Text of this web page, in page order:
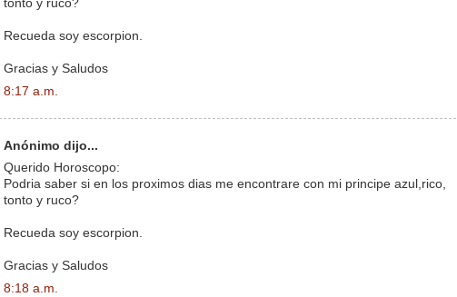
tonto y ruco?
Recueda soy escorpion.
Gracias y Saludos
8:17 a.m.
Anónimo dijo...
Querido Horoscopo:
Podria saber si en los proximos dias me encontrare con mi principe azul,rico,
tonto y ruco?
Recueda soy escorpion.
Gracias y Saludos
8:18 a.m.